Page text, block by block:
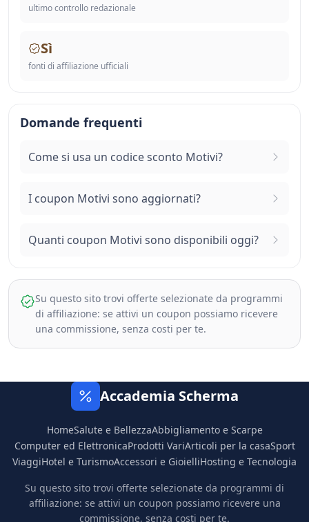
ultimo controllo redazionale
Sì
fonti di affiliazione ufficiali
Domande frequenti
Come si usa un codice sconto Motivi?
I coupon Motivi sono aggiornati?
Quanti coupon Motivi sono disponibili oggi?
Su questo sito trovi offerte selezionate da programmi
di affiliazione: se attivi un coupon possiamo ricevere
una commissione, senza costi per te.
Accademia Scherma
HomeSalute e BellezzaAbbigliamento e Scarpe
Computer ed ElettronicaProdotti VariArticoli per la casaSport
ViaggiHotel e TurismoAccessori e GioielliHosting e Tecnologia
Su questo sito trovi offerte selezionate da programmi di
affiliazione: se attivi un coupon possiamo ricevere una
commissione, senza costi per te.